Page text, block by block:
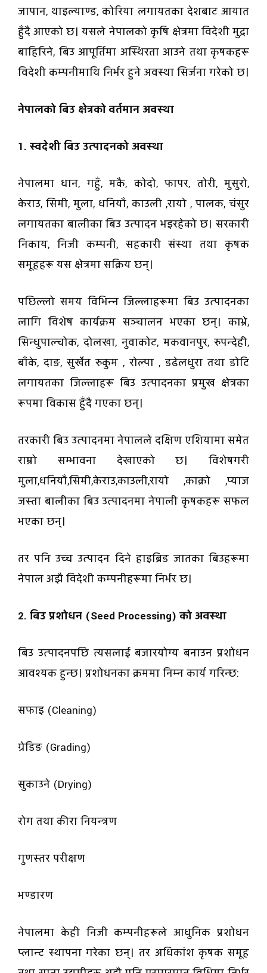
जापान, थाइल्याण्ड, कोरिया लगायतका देशबाट आयात
हुँदै आएको छ। यसले नेपालको कृषि क्षेत्रमा विदेशी मुद्रा
बाहिरिने, बिउ आपूर्तिमा अस्थिरता आउने तथा कृषकहरू
विदेशी कम्पनीमाथि निर्भर हुने अवस्था सिर्जना गरेको छ।
नेपालको बिउ क्षेत्रको वर्तमान अवस्था
1. स्वदेशी बिउ उत्पादनको अवस्था
नेपालमा धान, गहुँ, मकै, कोदो, फापर, तोरी, मुसुरो,
केराउ, सिमी, मुला, धनियाँ, काउली ,रायाे , पालक, चंसुर
लगायतका बालीका बिउ उत्पादन भइरहेको छ। सरकारी
निकाय, निजी कम्पनी, सहकारी संस्था तथा कृषक
समूहहरू यस क्षेत्रमा सक्रिय छन्।
पछिल्लो समय विभिन्न जिल्लाहरूमा बिउ उत्पादनका
लागि विशेष कार्यक्रम सञ्चालन भएका छन्। काभ्रे,
सिन्धुपाल्चोक, दोलखा, नुवाकोट, मकवानपुर, रुपन्देही,
बाँके, दाङ, सुर्खेत रुकुम , राेल्पा , डढेलधुरा तथा डाेटि
लगायतका जिल्लाहरू बिउ उत्पादनका प्रमुख क्षेत्रका
रूपमा विकास हुँदै गएका छन्।
तरकारी बिउ उत्पादनमा नेपालले दक्षिण एशियामा समेत
राम्रो सम्भावना देखाएको छ। विशेषगरी
मुला,धनियाँ,सिमी,केराउ,काउली,रायाे ,काक्राे ,प्याज
जस्ता बालीका बिउ उत्पादनमा नेपाली कृषकहरू सफल
भएका छन्।
तर पनि उच्च उत्पादन दिने हाइब्रिड जातका बिउहरूमा
नेपाल अझै विदेशी कम्पनीहरूमा निर्भर छ।
2. बिउ प्रशोधन (Seed Processing) को अवस्था
बिउ उत्पादनपछि त्यसलाई बजारयोग्य बनाउन प्रशोधन
आवश्यक हुन्छ। प्रशोधनका क्रममा निम्न कार्य गरिन्छ:
सफाइ (Cleaning)
ग्रेडिङ (Grading)
सुकाउने (Drying)
रोग तथा कीरा नियन्त्रण
गुणस्तर परीक्षण
भण्डारण
नेपालमा केही निजी कम्पनीहरूले आधुनिक प्रशोधन
प्लान्ट स्थापना गरेका छन्। तर अधिकांश कृषक समूह